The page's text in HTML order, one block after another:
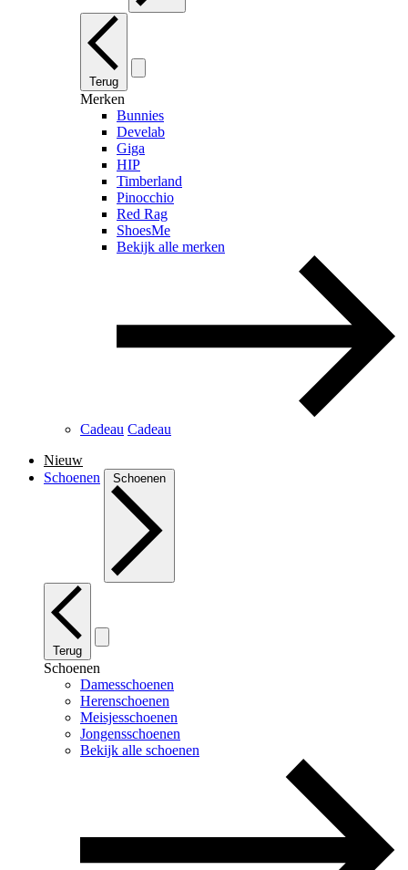
Terug
Merken
Bunnies
Develab
Giga
HIP
Timberland
Pinocchio
Red Rag
ShoesMe
Bekijk alle merken
Cadeau Cadeau
Nieuw
Schoenen
Schoenen
Terug
Schoenen
Damesschoenen
Herenschoenen
Meisjesschoenen
Jongensschoenen
Bekijk alle schoenen